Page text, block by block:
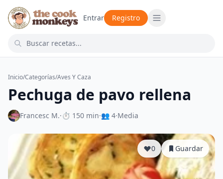
Entrar Registro
Inicio/Categorías/Aves Y Caza
Pechuga de pavo rellena
Francesc M.·⏱ 150 min·👥 4·Media
0 Guardar